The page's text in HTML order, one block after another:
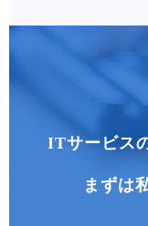
ITサービス
まずは